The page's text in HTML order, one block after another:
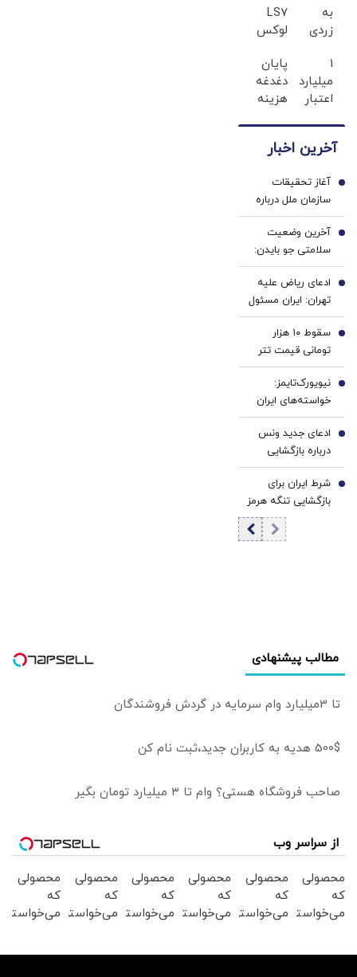
به
زردی
ها با
ژل
سفید
خرید40%تخفیف
LS7
لوکس
شاسی
بلند
برقی
۱
میلیارد
اعتبار
بدون
و چک
پایان
دغدغه
هزینه
پزشکی
سفید
کننده
خانگی
آخرین اخبار
آغاز تحقیقات
سازمان ملل درباره
جاسوسی کارمندش
برای اسرائیل
1
آخرین وضعیت
سلامتی جو بایدن:
سرطان جو بایدن به
استخوان‌ها سرایت
کرده است
2
ادعای ریاض علیه
تهران: ایران مسئول
حمله به نفتکش
اماراتی است
3
سقوط ۱۰ هزار
تومانی قیمت تتر
در ۴ روز؛ حمایت
۱۸۵ هزار تومانی
حفظ می‌شود؟ |
بیت‌کوین در کمین
۶۵ هزار دلار
4
نیویورک‌تایمز:
خواسته‌های ایران
امیدها برای
بازگشایی هرمز را
کمرنگ کرد
5
ادعای جدید ونس
درباره بازگشایی
تنگه هرمز: ایران
وعده عبور حداکثری
نفت از هرمز را داده
6
شرط ایران برای
بازگشایی تنگه هرمز
7
مطالب پیشنهادی
تا 3میلیارد وام سرمایه در گردش فروشندگان
500$ هدیه به کاربران جدید،ثبت نام کن
صاحب فروشگاه هستی؟ وام تا ۳ میلیارد تومان بگیر
از سراسر وب
محصولی
که
می‌خواستی
محصولی
که
می‌خواستی
محصولی
که
می‌خواستی
محصولی
که
می‌خواستی
محصولی
که
می‌خواستی
محصولی
که
می‌خواستی